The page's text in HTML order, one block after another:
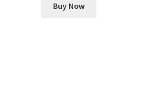
Buy Now